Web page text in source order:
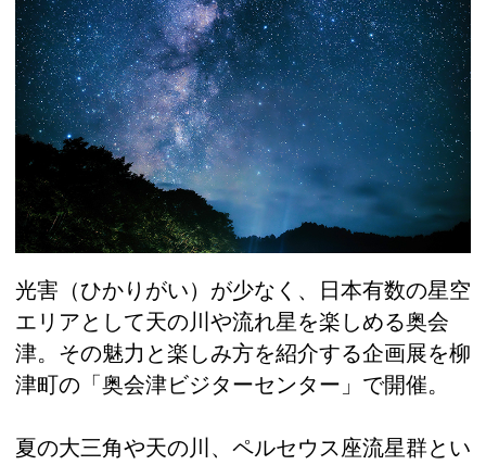
光害（ひかりがい）が少なく、日本有数の星空
エリアとして天の川や流れ星を楽しめる奥会
津。その魅力と楽しみ方を紹介する企画展を柳
津町の「奥会津ビジターセンター」で開催。
夏の大三角や天の川、ペルセウス座流星群とい